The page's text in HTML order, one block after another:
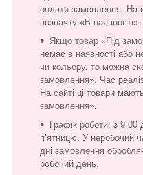
оплати замовлення. На
позначку «В наявності».
Якщо товар «Під
немає в наявності або
чи кольору, то можна
замовлення». Час
На сайті ці товари
замовлення».
Графік роботи: з 9.00
п’ятницю. У неробочий
дні замовлення
робочий день.